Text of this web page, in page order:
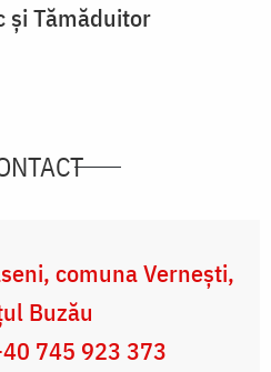
și Tămăduitor
comuna Vernești,
Buzău
745 923 373